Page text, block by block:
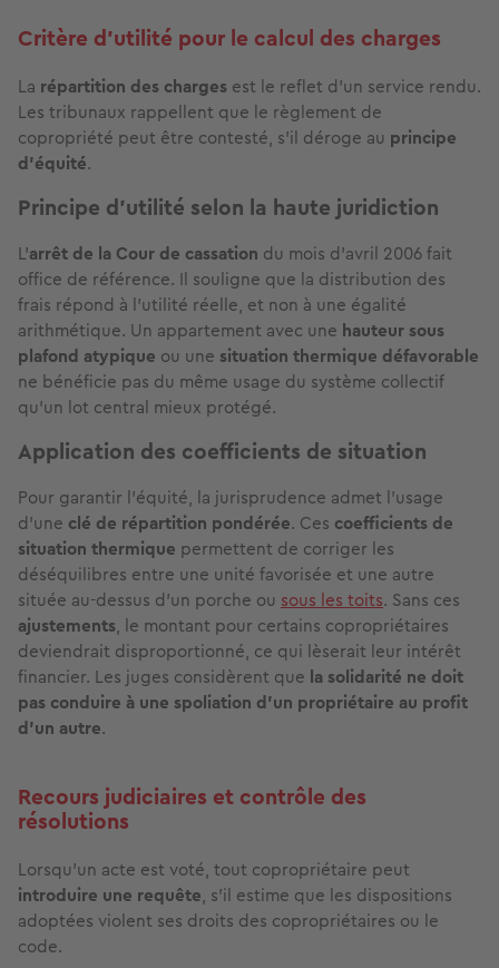
Critère d'utilité pour le calcul des charges
La répartition des charges est le reflet d'un service rendu.
Les tribunaux rappellent que le règlement de
copropriété peut être contesté, s'il déroge au principe
d'équité.
Principe d'utilité selon la haute juridiction
L’arrêt de la Cour de cassation du mois d'avril 2006 fait
office de référence. Il souligne que la distribution des
frais répond à l’utilité réelle, et non à une égalité
arithmétique. Un appartement avec une hauteur sous
plafond atypique ou une situation thermique défavorable
ne bénéficie pas du même usage du système collectif
qu’un lot central mieux protégé.
Application des coefficients de situation
Pour garantir l'équité, la jurisprudence admet l'usage
d'une clé de répartition pondérée. Ces coefficients de
situation thermique permettent de corriger les
déséquilibres entre une unité favorisée et une autre
située au-dessus d'un porche ou sous les toits. Sans ces
ajustements, le montant pour certains copropriétaires
deviendrait disproportionné, ce qui lèserait leur intérêt
financier. Les juges considèrent que la solidarité ne doit
pas conduire à une spoliation d'un propriétaire au profit
d'un autre.
Recours judiciaires et contrôle des
résolutions
Lorsqu'un acte est voté, tout copropriétaire peut
introduire une requête, s'il estime que les dispositions
adoptées violent ses droits des copropriétaires ou le
code.